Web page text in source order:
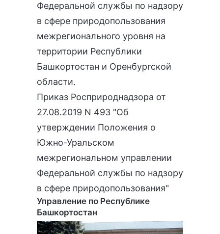
Федеральной службы по надзору
в сфере природопользования
межрегионального уровня на
территории Республики
Башкортостан и Оренбургской
области.
Приказ Росприроднадзора от
27.08.2019 N 493 "Об
утверждении Положения о
Южно-Уральском
межрегиональном управлении
Федеральной службы по надзору
в сфере природопользования"
Управление по Республике
Башкортостан